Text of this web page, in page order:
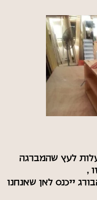
על הברגה ב- 90 מעלות לעץ שהמברגה
,
ייכנס לאן שאנחנו